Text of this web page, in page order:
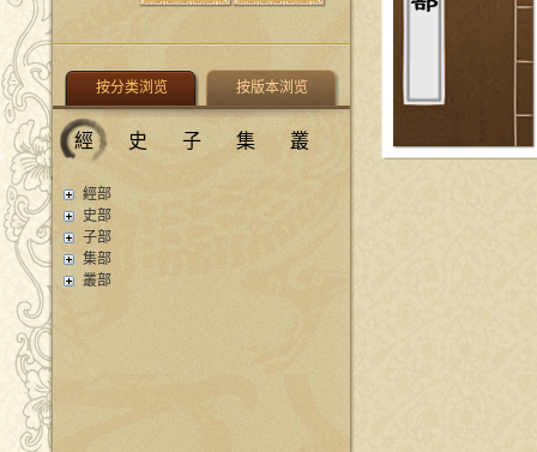
按分类浏览 按版本浏览
經 史 子 集 叢
經部
史部
子部
集部
叢部